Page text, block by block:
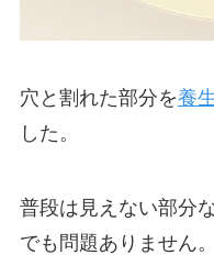
穴と割れた部分を養
した。
普段は見えない部分
でも問題ありません。